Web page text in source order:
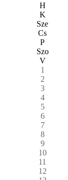
H
K
Sze
Cs
P
Szo
V
1
2
3
4
5
6
7
8
9
10
11
12